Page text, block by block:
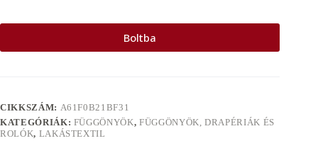
Boltba
CIKKSZÁM: A61F0B21BF31
KATEGÓRIÁK: FÜGGÖNYÖK, FÜGGÖNYÖK, DRAPÉRIÁK ÉS
ROLÓK, LAKÁSTEXTIL